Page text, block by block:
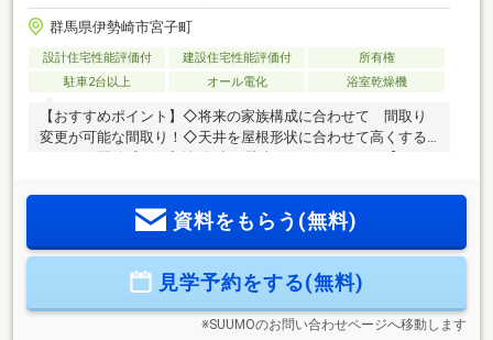
群馬県伊勢崎市宮子町
設計住宅性能評価付 建設住宅性能評価付
所有権
駐車2台以上
オール電化 浴室乾燥機
【おすすめポイント】◇将来の家族構成に合わせて 間取り
変更が可能な間取り！◇天井を屋根形状に合わせて高くする
太田】で検索♪ 最新情報を毎日更新中です！ 弊社ホー
ムページをご利用くださいませ☆☆
資料をもらう(無料)
見学予約をする(無料)
※SUUMOのお問い合わせページへ移動します